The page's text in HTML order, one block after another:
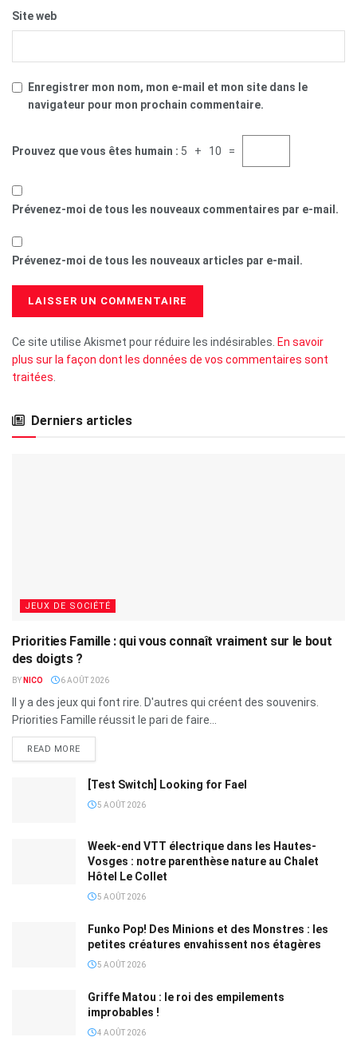
Site web
Enregistrer mon nom, mon e-mail et mon site dans le
navigateur pour mon prochain commentaire.
Prouvez que vous êtes humain : 5 + 10 =
Prévenez-moi de tous les nouveaux commentaires par e-mail.
Prévenez-moi de tous les nouveaux articles par e-mail.
Ce site utilise Akismet pour réduire les indésirables. En savoir
plus sur la façon dont les données de vos commentaires sont
traitées.
Derniers articles
JEUX DE SOCIÉTÉ
Priorities Famille : qui vous connaît vraiment sur le bout
des doigts ?
BY NICO 6 AOÛT 2026
Il y a des jeux qui font rire. D'autres qui créent des souvenirs.
Priorities Famille réussit le pari de faire...
READ MORE
[Test Switch] Looking for Fael
5 AOÛT 2026
Week-end VTT électrique dans les Hautes-
Vosges : notre parenthèse nature au Chalet
Hôtel Le Collet
5 AOÛT 2026
Funko Pop! Des Minions et des Monstres : les
petites créatures envahissent nos étagères
5 AOÛT 2026
Griffe Matou : le roi des empilements
improbables !
4 AOÛT 2026